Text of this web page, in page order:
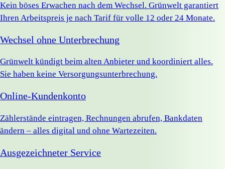
Kein böses Erwachen nach dem Wechsel. Grünwelt garantiert
Ihren Arbeitspreis je nach Tarif für volle 12 oder 24 Monate.
Wechsel ohne Unterbrechung
Grünwelt kündigt beim alten Anbieter und koordiniert alles.
Sie haben keine Versorgungsunterbrechung.
Online-Kundenkonto
Zählerstände eintragen, Rechnungen abrufen, Bankdaten
ändern – alles digital und ohne Wartezeiten.
Ausgezeichneter Service